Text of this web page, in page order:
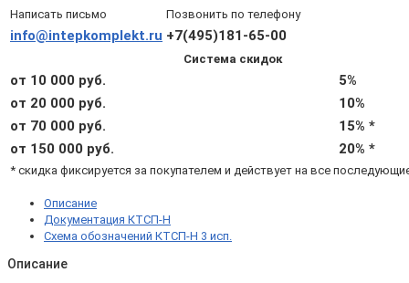
Н
3.2.07.02.10.3.2
(d8,
Pt1000
4х,
Δt=2°C,
подвижный
М20х1,5)
Написать письмо Позвонить по телефону
info@intepkomplekt.ru +7(495)181-65-00
Система скидок
от 10 000 руб.
5%
от 20 000 руб.
10%
от 70 000 руб.
15% *
от 150 000 руб.
20% *
* скидка фиксируется за покупателем и действует на все
Описание
Документация КТСП-Н
Схема обозначений КТСП-Н 3 исп.
Описание